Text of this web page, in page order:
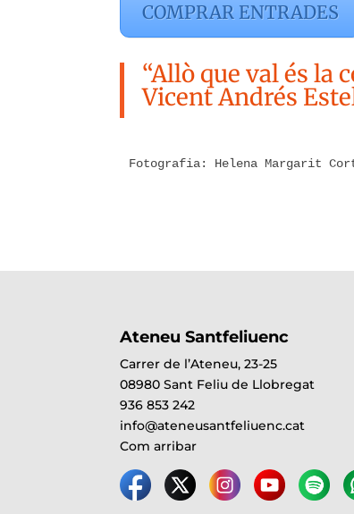
COMPRAR ENTRADES
“Allò que val és la
Vicent Andrés
Fotografia: Helena Margarit
Ateneu Santfeliuenc
Carrer de l’Ateneu, 23-25
08980 Sant Feliu de Llobregat
936 853 242
info@ateneusantfeliuenc.cat
Com arribar